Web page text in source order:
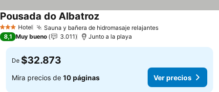
3 Estrellas
Hotel Sauna y bañera de hidromasaje relajantesVer precios
Pousada do AlbatrozVer precios
8,1 Muy bueno 3.011 Junto a la playa
De $32.873
Mira precios de 10 páginas Ver precios